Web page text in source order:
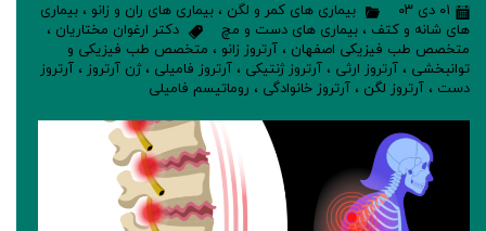
۰۱ دی ۰۳ بیماری های کمر و لگن ، بیماری های ران و زانو ، بیماری
های شانه و کتف ، بیماری های دست و مچ دکتر ارغوان مختاریان ،
متخصص طب فیزیکی اصفهان ، آرتروز زانو ، متخصص طب فیزیکی و
توانبخشی ، آرتروز ارثی ، آرتروز ژنتیکی ، آرتروز فامیلی ، ژن آرتروز ، آرتروز
دست ، آرتروز لگن ، آرتروز خانوادگی ، روماتیسم فامیلی